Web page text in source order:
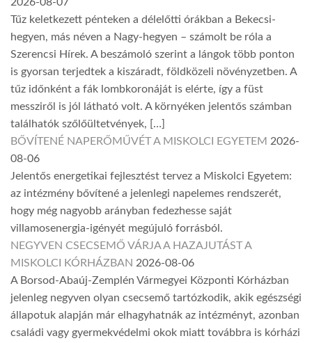
Tűz keletkezett pénteken a délelőtti órákban a Bekecsi-
hegyen, más néven a Nagy-hegyen – számolt be róla a
Szerencsi Hírek. A beszámoló szerint a lángok több ponton
is gyorsan terjedtek a kiszáradt, földközeli növényzetben. A
tűz időnként a fák lombkoronáját is elérte, így a füst
messziről is jól látható volt. A környéken jelentős számban
találhatók szőlőültetvények, […]
BŐVÍTENÉ NAPERŐMŰVÉT A MISKOLCI EGYETEM 2026-
08-06
Jelentős energetikai fejlesztést tervez a Miskolci Egyetem:
az intézmény bővítené a jelenlegi napelemes rendszerét,
hogy még nagyobb arányban fedezhesse saját
villamosenergia-igényét megújuló forrásból.
NEGYVEN CSECSEMŐ VÁRJA A HAZAJUTÁST A
MISKOLCI KÓRHÁZBAN 2026-08-06
A Borsod-Abaúj-Zemplén Vármegyei Központi Kórházban
jelenleg negyven olyan csecsemő tartózkodik, akik egészségi
állapotuk alapján már elhagyhatnák az intézményt, azonban
családi vagy gyermekvédelmi okok miatt továbbra is kórházi